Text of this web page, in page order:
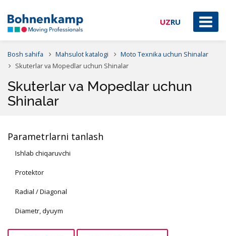
UZRU
Bosh sahifa Mahsulot katalogi
Moto Texnika uchun Shinalar
Skuterlar va Mopedlar uchun Shinalar
Skuterlar va Mopedlar uchun
Shinalar
Parametrlarni tanlash
Ishlab chiqaruvchi
Protektor
Radial / Diagonal
Diametr, dyuym